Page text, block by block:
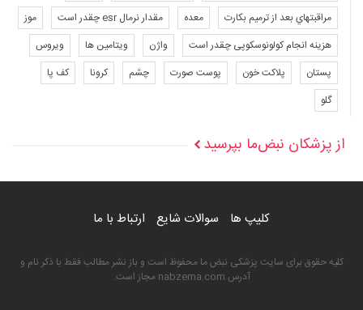
مراقبتهاي بعد از ترميم بكارت
معده مقدار نرمال esr چقدر است
موز
هزینه انجام کولونوسکوپی چقدر است
واژن ویتامین ها
ویروس
پستان
پلاکت خون پوست صورت چشم کرونا
کف پا
گلو
از پزشکان نبض‌ما بپرسید
کلیپ ها سوالات شایع ارتباط با ما
کلیه حقوق برای سایت پزشکی نبض ما محفوظ است و باز نشر مطالب فقط با ذکر نام و
آدرس nabzema.com مجاز است.